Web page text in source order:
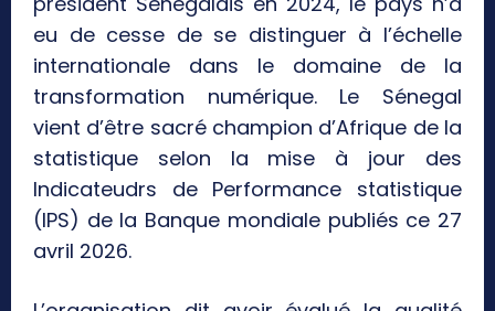
eu de cesse de se distinguer à l’échelle
internationale dans le domaine de la
transformation numérique. Le Sénegal
vient d’être sacré champion d’Afrique de la
statistique selon la mise à jour des
Indicateudrs de Performance statistique
(IPS) de la Banque mondiale publiés ce 27
avril 2026.